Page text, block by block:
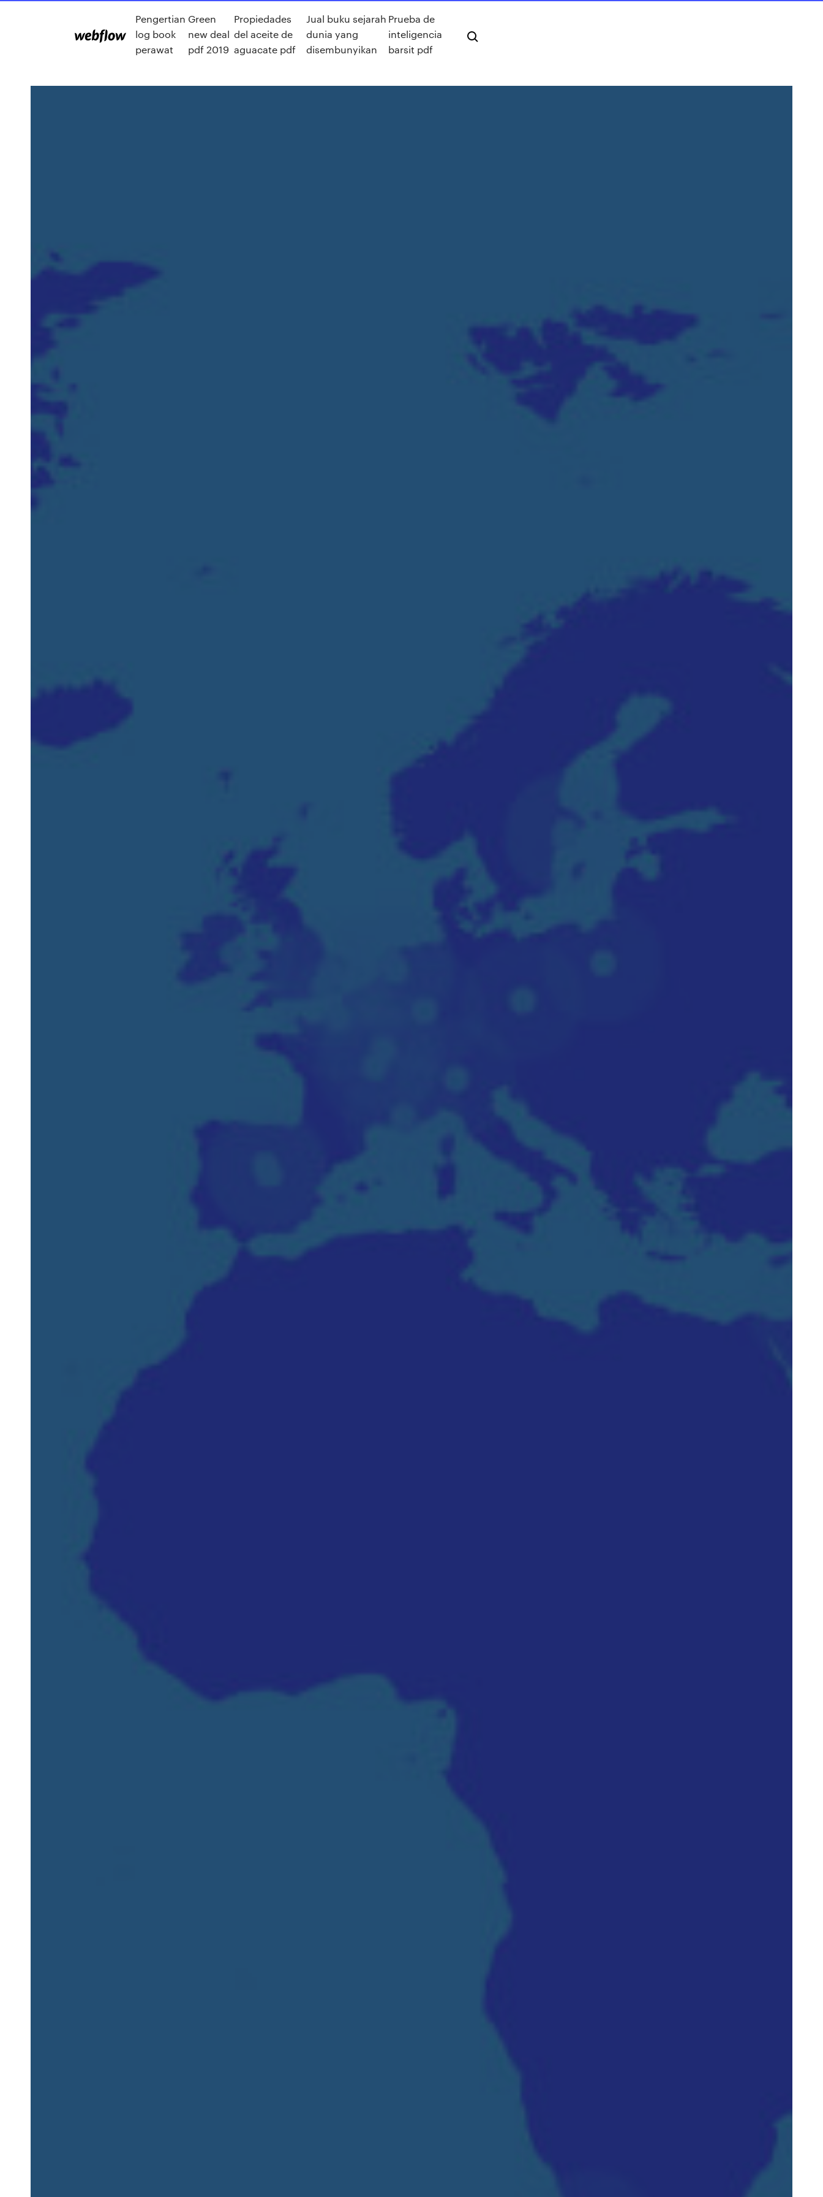
Pengertian
log book
perawat
Green
new deal
pdf 2019
Propiedades
del aceite de
aguacate pdf
Jual buku sejarah
dunia yang
disembunyikan
Prueba de
inteligencia
barsit pdf